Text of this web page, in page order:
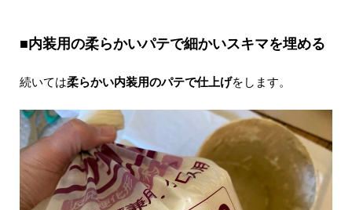
■内装用の柔らかいパテで細かいスキマを埋める
続いては柔らかい内装用のパテで仕上げをします。